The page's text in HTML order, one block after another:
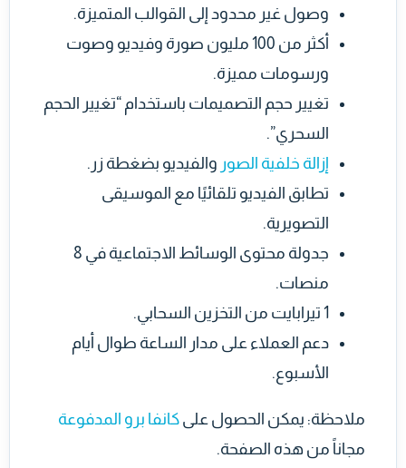
وصول غير محدود إلى القوالب المتميزة.
أكثر من 100 مليون صورة وفيديو وصوت
ورسومات مميزة.
تغيير حجم التصميمات باستخدام “تغيير الحجم
السحري”.
إزالة خلفية الصور والفيديو بضغطة زر.
تطابق الفيديو تلقائيًا مع الموسيقى
التصويرية.
جدولة محتوى الوسائط الاجتماعية في 8
منصات.
1 تيرابايت من التخزين السحابي.
دعم العملاء على مدار الساعة طوال أيام
الأسبوع.
ملاحظة: يمكن الحصول على كانفا برو المدفوعة
مجاناً من هذه الصفحة.